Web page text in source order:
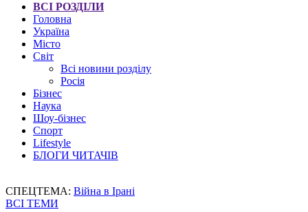
ВСІ РОЗДІЛИ
Головна
Україна
Місто
Світ
Всі новини розділу
Росія
Бізнес
Наука
Шоу-бізнес
Спорт
Lifestyle
БЛОГИ ЧИТАЧІВ
СПЕЦТЕМА: Війна в Ірані
ВСІ ТЕМИ